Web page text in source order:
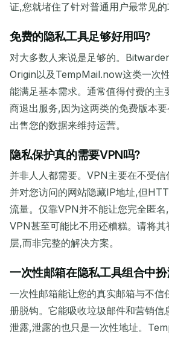
证,您就堵住了针对普通用户最常见的
免费的隐私工具足够好用吗?
对大多数人来说是足够的。
Origin以及TempMail.now这类一次
能满足基本需求。通常值得付费的主
商退出服务,因为这两类的免费版本
出售您的数据来维持运营。
隐私保护真的需要VPN吗?
并非人人都需要。VPN主要在不受
并对您访问的网站隐藏IP地址,但
流量。仅靠VPN并不能让您完全匿
VPN甚至可能比不用还糟糕。请将
层,而非完整的解决方案。
一次性邮箱在隐私工具组合中
一次性邮箱能让您的真实邮箱与不信
册脱钩。它能吸收垃圾邮件和营销信
泄露,泄露的也只是一次性地址。